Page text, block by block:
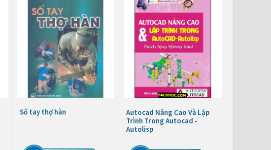
Sổ tay thợ hàn
Autocad Nâng Cao Và Lập
Trình Trong Autocad -
Autolisp